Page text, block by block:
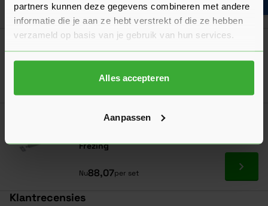
partners kunnen deze gegevens combineren met andere
informatie die je aan ze hebt verstrekt of die ze hebben
verzameld op basis van je gebruik van hun services.
Alles accepteren
Aanpassen
Nu32,76per set Ga
71,05
Let op: Alleen te koop i.c.m. Skantrae deuren!
Frezing
Nu88,07per set Ga
Klantrecensies